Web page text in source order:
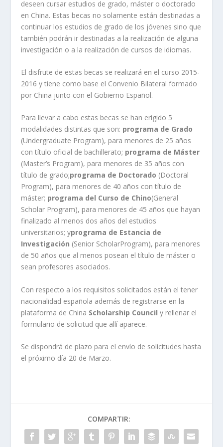
deseen cursar estudios de grado, máster o doctorado
en China. Estas becas no solamente están destinadas a
continuar los estudios de grado de los jóvenes sino que
también podrán ir destinadas a la realización de alguna
investigación o a la realización de cursos de idiomas.
El disfrute de estas becas se realizará en el curso 2015-
2016 y tiene como base el Convenio Bilateral formado
por China junto con el Gobierno Español.
Para llevar a cabo estas becas se han erigido 5
modalidades distintas que son: programa de Grado
(Undergraduate Program), para menores de 25 años
con título oficial de bachillerato; programa de Máster
(Master’s Program), para menores de 35 años con
título de grado;programa de Doctorado (Doctoral
Program), para menores de 40 años con título de
máster; programa del Curso de Chino(General
Scholar Program), para menores de 45 años que hayan
finalizado al menos dos años del estudios
universitarios; yprograma de Estancia de
Investigación (Senior ScholarProgram), para menores
de 50 años que al menos posean el título de máster o
sean profesores asociados.
Con respecto a los requisitos solicitados están el tener
nacionalidad española además de registrarse en la
plataforma de China Scholarship Councily rellenar el
formulario de solicitud que allí aparece.
Se dispondrá de plazo para el envío de solicitudes hasta
el próximo día 20 de Marzo.
COMPARTIR: